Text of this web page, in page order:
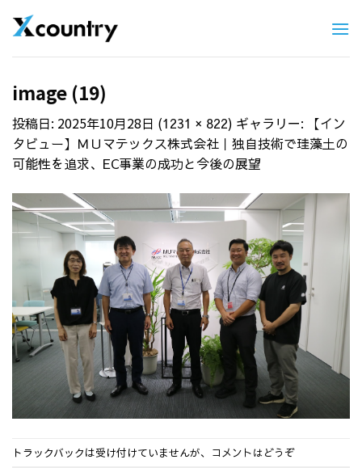
image (19)
投稿日: 2025年10月28日 (1231 × 822) ギャラリー:
【イン
タビュー】ＭＵマテックス株式会社｜独自技術で珪藻土の
可能性を追求、EC事業の成功と今後の展望
トラックバックは受け付けていませんが、 コメントはどうぞ